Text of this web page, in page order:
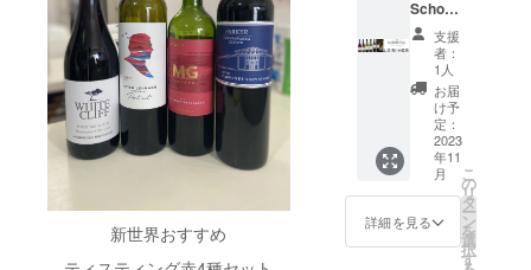
新世界おすすめ
バラン
ドロー
を手掛
ける
テュ
ニュ
ヴァン
の真髄
が実感
できる
です。
知れば
大体の
コツが
わかり
ます
よ！ 後
半の
ティス
ティン
グは、
な違い
を判り
ル・酒
精強化
ワイン
他のブ
ライン
ドティ
スティ
ングを
行いま
す。本
番の試
験用の
て、
ちょっ
といい
ワイン
を同じ
仲間と
楽しみ
たい方
のため
に、中
級講座
ができ
時間半
はティ
スティ
ングを
過去の
出題傾
向を踏
まえ
て、実
践的に
行いま
す。 開
講期
間
ている
オース
トラリ
アを代
表する
ワイナ
リーで
す。摘
みたて
りんご
とライ
ムの爽
やかな
アロマ
Shiraz
2021 バ
ロッサ
を守り
育てる
という
強い意
志で結
ばれた
栽培農
家と醸
造チー
ムの絆
ローナ
県のソ
アー
ヴェ村
などで
白ブド
ウのガ
ルガー
ネガ種
を主体
辛口白
ワイン
nn
WinesE
DEN
VALLE
Y RIES
LING
PORTR
AIT
ピー
ター
ン ワイ
ンズエ
ン ピ
ノ・ノ
ワール
2019
Sacred
Hill ホー
クスベ
イに位
置する
ワイナ
ピノノ
ワール
ゼ・
ディ・
ヴィ
Gavi
/Cortes
e di
Gavi
Aziend
Agricol
a
方が、
さらに
生産
地、土
壌、品
種の個
性を探
りなが
ら、ワ
イン産
地を旅
するよ
School
Shop
Lorimer
ワイン6
本セッ
ト、ス
パーク
リング2
本、白
ワイン2
本、 赤
ワイン2
本 大人
気ロリ
支援
者：
1人
お届
け予
定：
2023
年11
月
詳細を見る
こ
の
リ
タ
ー
ン
を
選
択
す